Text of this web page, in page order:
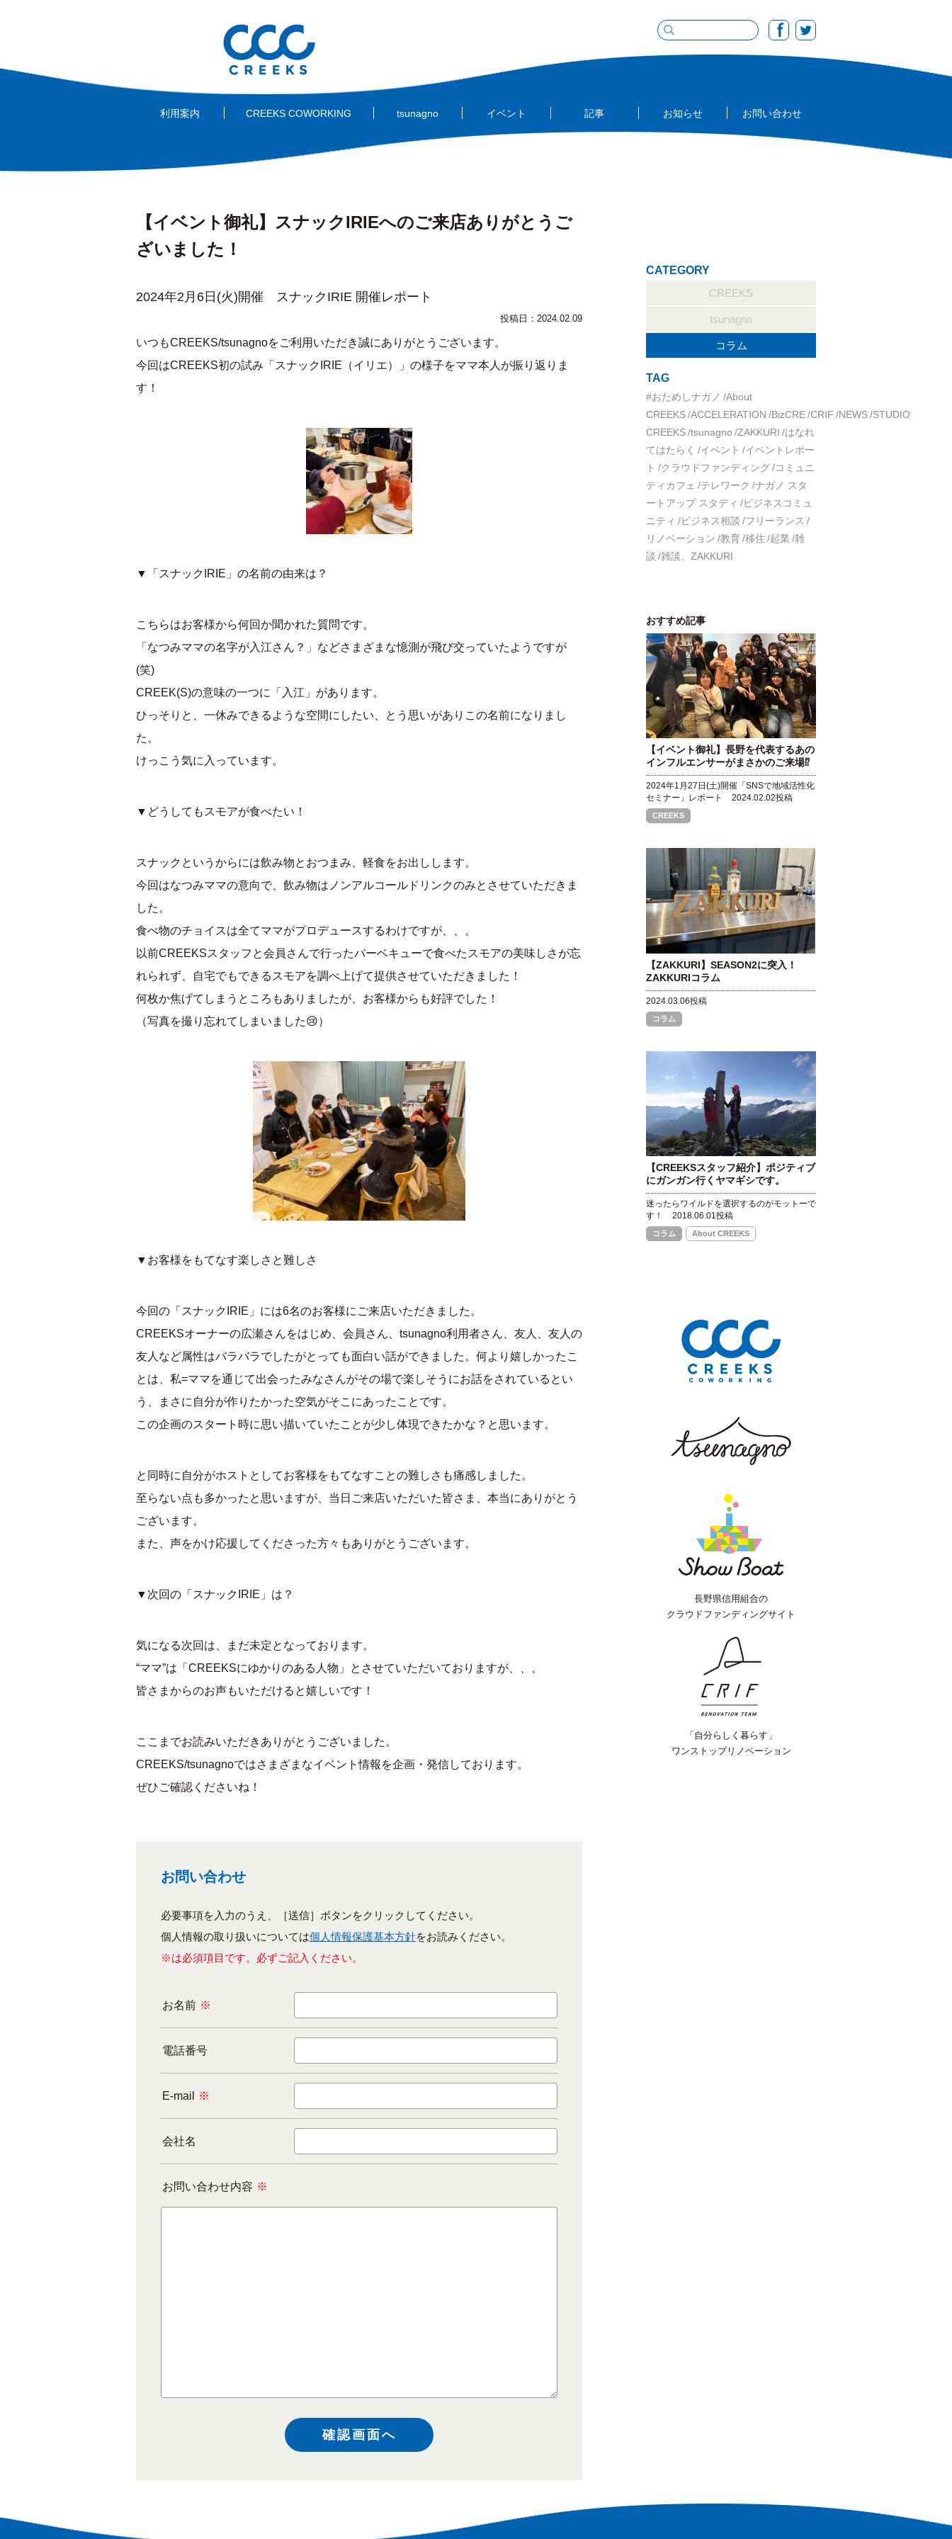
利用案内 CREEKS COWORKING tsunagno イベント 記事 お知らせ お問い合わせ
【イベント御礼】スナックIRIEへのご来店ありがとうご
ざいました！
2024年2月6日(火)開催 スナックIRIE 開催レポート
投稿日：2024.02.09
いつもCREEKS/tsunagnoをご利用いただき誠にありがとうございます。
今回はCREEKS初の試み「スナックIRIE（イリエ）」の様子をママ本人が振り返りま
す！
▼「スナックIRIE」の名前の由来は？
こちらはお客様から何回か聞かれた質問です。
「なつみママの名字が入江さん？」などさまざまな憶測が飛び交っていたようですが
(笑)
CREEK(S)の意味の一つに「入江」があります。
ひっそりと、一休みできるような空間にしたい、とう思いがありこの名前になりまし
た。
けっこう気に入っています。
▼どうしてもスモアが食べたい！
スナックというからには飲み物とおつまみ、軽食をお出しします。
今回はなつみママの意向で、飲み物はノンアルコールドリンクのみとさせていただきま
した。
食べ物のチョイスは全てママがプロデュースするわけですが、、。
以前CREEKSスタッフと会員さんで行ったバーベキューで食べたスモアの美味しさが忘
れられず、自宅でもできるスモアを調べ上げて提供させていただきました！
何枚か焦げてしまうところもありましたが、お客様からも好評でした！
（写真を撮り忘れてしまいました😢）
▼お客様をもてなす楽しさと難しさ
今回の「スナックIRIE」には6名のお客様にご来店いただきました。
CREEKSオーナーの広瀬さんをはじめ、会員さん、tsunagno利用者さん、友人、友人の
友人など属性はバラバラでしたがとっても面白い話ができました。何より嬉しかったこ
とは、私=ママを通じて出会ったみなさんがその場で楽しそうにお話をされているとい
う、まさに自分が作りたかった空気がそこにあったことです。
この企画のスタート時に思い描いていたことが少し体現できたかな？と思います。
と同時に自分がホストとしてお客様をもてなすことの難しさも痛感しました。
至らない点も多かったと思いますが、当日ご来店いただいた皆さま、本当にありがとう
ございます。
また、声をかけ応援してくださった方々もありがとうございます。
▼次回の「スナックIRIE」は？
気になる次回は、まだ未定となっております。
“ママ”は「CREEKSにゆかりのある人物」とさせていただいておりますが、、。
皆さまからのお声もいただけると嬉しいです！
ここまでお読みいただきありがとうございました。
CREEKS/tsunagnoではさまざまなイベント情報を企画・発信しております。
ぜひご確認くださいね！
お問い合わせ
必要事項を入力のうえ、［送信］ボタンをクリックしてください。
個人情報の取り扱いについては個人情報保護基本方針をお読みください。
※は必須項目です。必ずご記入ください。
お名前 ※
電話番号
E-mail ※
会社名
お問い合わせ内容 ※
CATEGORY
CREEKS
tsunagno
コラム
TAG
#おためしナガノ
About
CREEKS ACCELERATION BizCRE CRIF NEWS STUDIO
CREEKS tsunagno ZAKKURI はなれ
てはたらく
イベント
イベントレポー
ト
クラウドファンディング コミュニ
ティカフェ
テレワーク ナガノ スタ
ートアップ スタディ
ビジネスコミュ
ニティ
ビジネス相談 フリーランス
リノベーション 教育 移住 起業 雑
談 雑談、ZAKKURI
おすすめ記事
【イベント御礼】長野を代表するあの
インフルエンサーがまさかのご来場⁉
2024年1月27日(土)開催「SNSで地域活性化
セミナー」レポート
2024.02.02投稿
CREEKS
【ZAKKURI】SEASON2に突入！
ZAKKURIコラム
2024.03.06投稿
コラム
【CREEKSスタッフ紹介】ポジティブ
にガンガン行くヤマギシです。
迷ったらワイルドを選択するのがモットーで
す！
2018.06.01投稿
コラム About CREEKS
長野県信用組合の
クラウドファンディングサイト
「自分らしく暮らす」
ワンストップリノベーション